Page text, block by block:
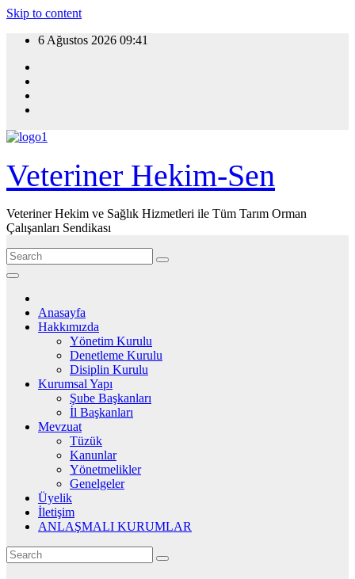
Skip to content
6 Ağustos 2026 09:41
Veteriner Hekim-Sen
Veteriner Hekim ve Sağlık Hizmetleri ile Tüm Tarım Orman
Çalışanları Sendikası
Anasayfa
Hakkımızda
Yönetim Kurulu
Denetleme Kurulu
Disiplin Kurulu
Kurumsal Yapı
Şube Başkanları
İl Başkanları
Mevzuat
Tüzük
Kanunlar
Yönetmelikler
Genelgeler
Üyelik
İletişim
ANLAŞMALI KURUMLAR